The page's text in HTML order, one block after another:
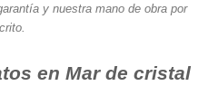
y nuestra mano de obra por
en Mar de cristal